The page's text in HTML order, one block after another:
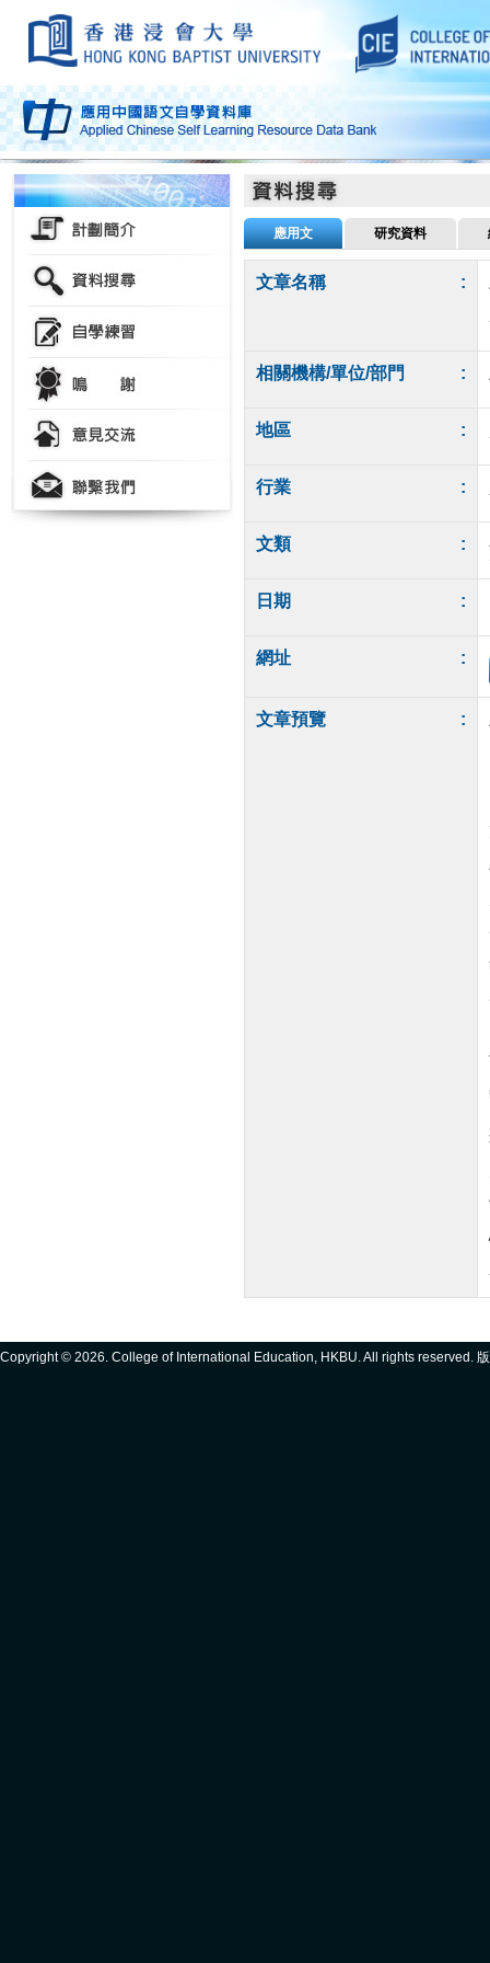
應用文 研究資料
文章名稱 :
相關機構/單位/部門 :
地區 :
行業 :
文類 :
日期 :
網址 :
文章預覽 :
Copyright © 2026. College of International Education, HKBU. All rights reserved.